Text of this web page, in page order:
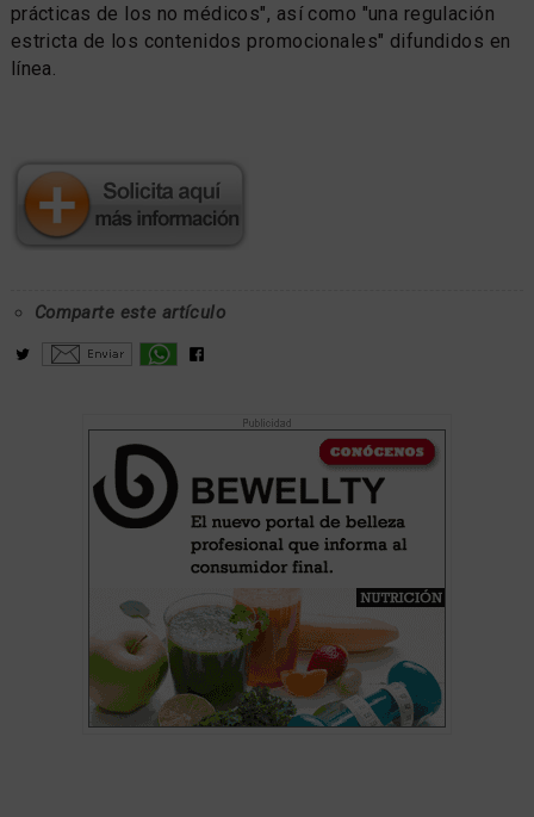
prácticas de los no médicos", así como "una regulación
estricta de los contenidos promocionales" difundidos en
línea.
Comparte este artículo